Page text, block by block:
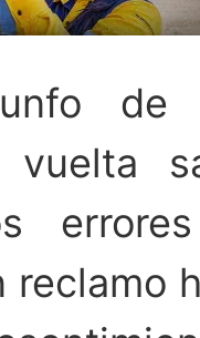
vuelta